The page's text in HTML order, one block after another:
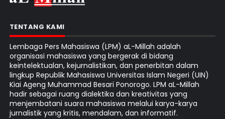
TENTANG KAMI
Lembaga Pers Mahasiswa (LPM) aL-Millah adalah
organisasi mahasiswa yang bergerak di bidang
keintelektualan, kejurnalistikan, dan penerbitan dalam
lingkup Republik Mahasiswa Universitas Islam Negeri (UIN)
Kiai Ageng Muhammad Besari Ponorogo. LPM aL-Millah
hadir sebagai ruang dialektika dan kreativitas yang
menjembatani suara mahasiswa melalui karya-karya
jurnalistik yang kritis, mendalam, dan informatif.